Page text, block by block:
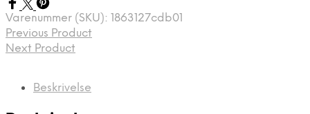
Varenummer (SKU): 1863127cdb01
Previous Product
Next Product
Beskrivelse